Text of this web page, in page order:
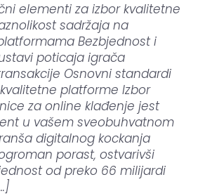
elementi za izbor kvalitetne
sadržaja na
Bezbjednost i
poticaja igrača
Osnovni standardi
platforme Izbor
za online klađenje jest
u vašem sveobuhvatnom
digitalnog kockanja
porast, ostvarivši
od preko 66 milijardi